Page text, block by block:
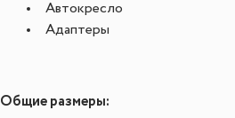
Автокресло
Адаптеры
Общие размеры: